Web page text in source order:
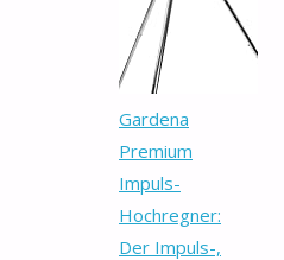
Gardena
Premium
Impuls-
Hochregner:
Der Impuls-,